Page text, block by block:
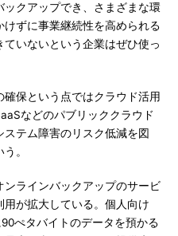
ックアップでき、さまざまな環
ずに事業継続性を高められる
いないという企業はぜひ使っ
保という点ではクラウド活用
などのパブリッククラウド
テム障害のリスク低減を図
。
ラインバックアップのサービ
が拡大している。個人向け
ぺタバイトのデータを預かる